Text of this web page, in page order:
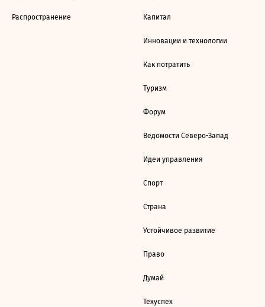
Распространение Капитал
Инновации и технологии
Как потратить
Туризм
Форум
Ведомости Северо-Запад
Идеи управления
Спорт
Страна
Устойчивое развитие
Право
Думай
Техуспех